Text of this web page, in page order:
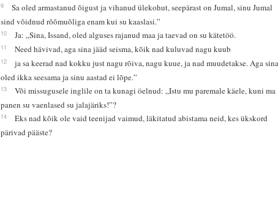
9
Sa oled armastanud õigust ja vihanud ülekohut, seepärast on Jumal, sinu Jumal
sind võidnud rõõmuõliga enam kui su kaaslasi.”
10 Ja: „Sina, Issand, oled alguses rajanud maa ja taevad on su kätetöö.
11 Need hävivad, aga sina jääd seisma, kõik nad kuluvad nagu kuub
12
ja sa keerad nad kokku just nagu rõiva, nagu kuue, ja nad muudetakse. Aga sina
oled ikka seesama ja sinu aastad ei lõpe.”
13
Või missugusele inglile on ta kunagi öelnud: „Istu mu paremale käele, kuni ma
panen su vaenlased su jalajäriks!”?
14
Eks nad kõik ole vaid teenijad vaimud, läkitatud abistama neid, kes ükskord
pärivad pääste?